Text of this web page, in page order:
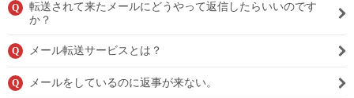
Q
転送されて来たメールにどうやって返信したらいいのです
か？
Q メール転送サービスとは？
Q メールをしているのに返事が来ない。